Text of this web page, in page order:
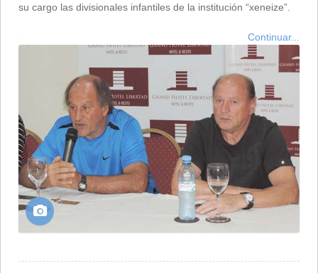
su cargo las divisionales infantiles de la institución “xeneize”.
Continuar...